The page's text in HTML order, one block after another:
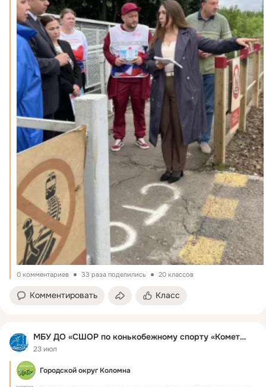
0 комментариев 33 раза поделились 20 классов
Комментировать Класс
МБУ ДО «СШОР по конькобежному спорту «Комета»
23 июл
Городской округ Коломна